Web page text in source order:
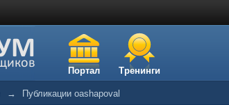
Портал Тренинги
→ Публикации oashapoval